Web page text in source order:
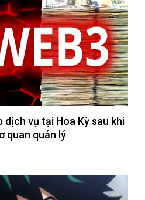
vụ tại Hoa Kỳ sau khi
quan quản lý